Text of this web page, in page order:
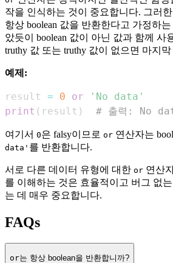
작을 인식하는 것이 중요합니다. 그러
항상 boolean 값을 반환한다고 가정하
았듯이 boolean 값이 아닌 값과 함께 사
truthy 값 또는 truthy 값이 없으면 마지
예제:
result = 0 or
'No data'
print ( result ) # 출력: No
여기서 0은 falsy이므로 or 연산자는
data' 를 반환합니다.
서로 다른 데이터 유형에 대한 or 연산
를 이해하는 것은 효율적이고 버그 없
는 데 매우 중요합니다.
FAQs
or는 항상 boolean을 반환합니까?